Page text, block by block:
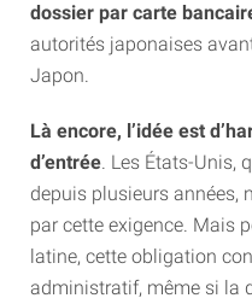
dossier par carte
autorités japonaises
Japon.
Là encore, l’idée est
d’entrée. Les États-Unis,
depuis plusieurs années,
par cette exigence. Mais
latine, cette obligation
administratif, même si la